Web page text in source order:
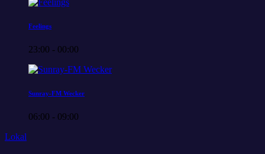
Feelings
23:00 - 00:00
Sunray-FM Wecker
06:00 - 09:00
Lokal